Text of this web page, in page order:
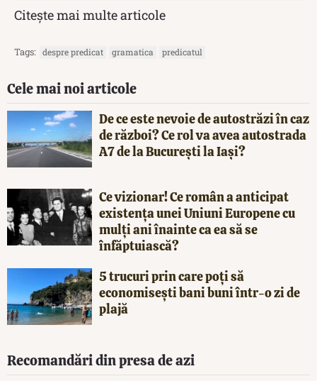
Citește mai multe articole
Tags: despre predicat gramatica predicatul
Cele mai noi articole
De ce este nevoie de autostrăzi în caz
de război? Ce rol va avea autostrada
A7 de la București la Iași?
Ce vizionar! Ce român a anticipat
existența unei Uniuni Europene cu
mulți ani înainte ca ea să se
înfăptuiască?
5 trucuri prin care poți să
economisești bani buni într-o zi de
plajă
Recomandări din presa de azi